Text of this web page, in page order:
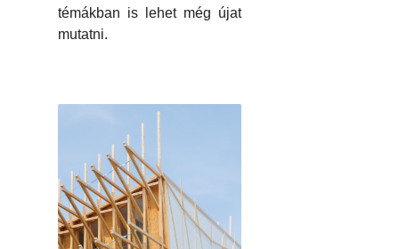
témákban is lehet még újat
mutatni.